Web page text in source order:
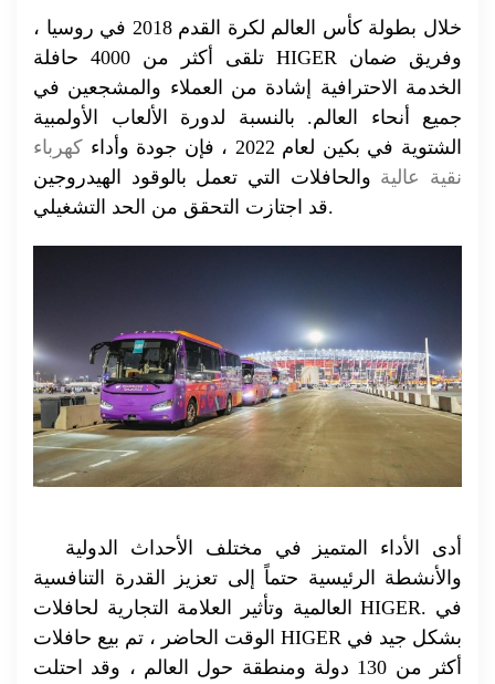
خلال بطولة كأس العالم لكرة القدم 2018 في روسيا ،
تلقى أكثر من 4000 حافلة HIGER وفريق ضمان
الخدمة الاحترافية إشادة من العملاء والمشجعين في
جميع أنحاء العالم. بالنسبة لدورة الألعاب الأولمبية
الشتوية في بكين لعام 2022 ، فإن جودة وأداء
كهرباء
نقية عالية والحافلات التي تعمل بالوقود الهيدروجين
قد اجتازت التحقق من الحد التشغيلي.
أدى الأداء المتميز في مختلف الأحداث الدولية
والأنشطة الرئيسية حتماً إلى تعزيز القدرة التنافسية
العالمية وتأثير العلامة التجارية لحافلات HIGER. في
الوقت الحاضر ، تم بيع حافلات HIGER بشكل جيد في
أكثر من 130 دولة ومنطقة حول العالم ، وقد احتلت